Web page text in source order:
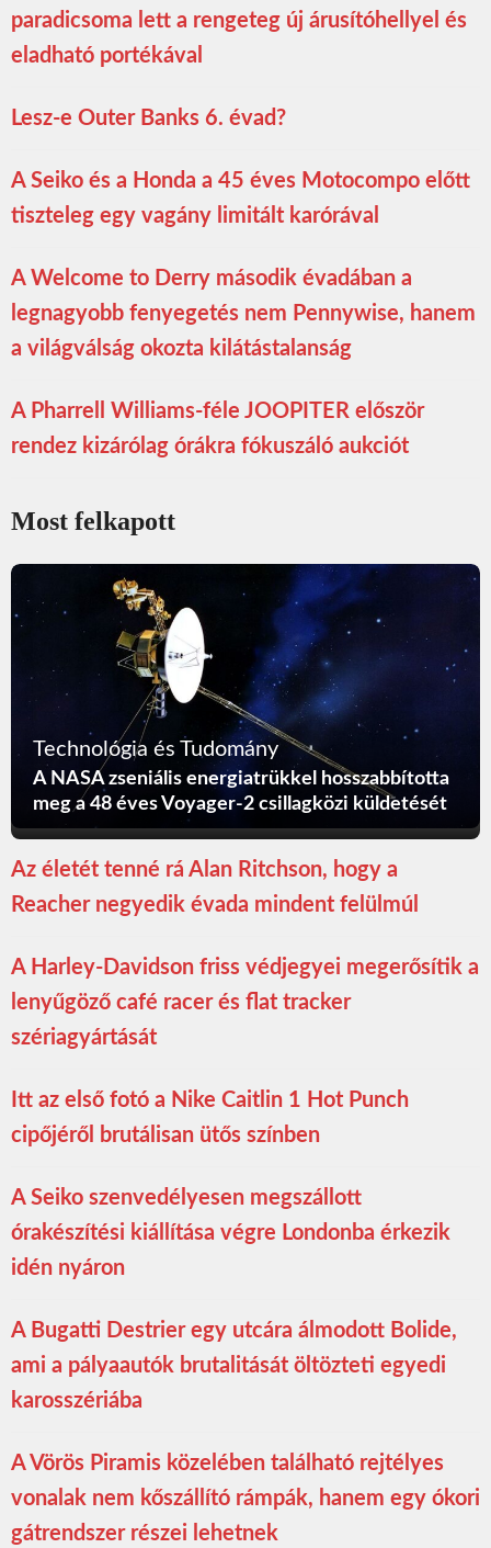
paradicsoma lett a rengeteg új árusítóhellyel és
eladható portékával
Lesz-e Outer Banks 6. évad?
A Seiko és a Honda a 45 éves Motocompo előtt
tiszteleg egy vagány limitált karórával
A Welcome to Derry második évadában a
legnagyobb fenyegetés nem Pennywise, hanem
a világválság okozta kilátástalanság
A Pharrell Williams-féle JOOPITER először
rendez kizárólag órákra fókuszáló aukciót
Most felkapott
Technológia és Tudomány
A NASA zseniális energiatrükkel hosszabbította
meg a 48 éves Voyager-2 csillagközi küldetését
Az életét tenné rá Alan Ritchson, hogy a
Reacher negyedik évada mindent felülmúl
A Harley-Davidson friss védjegyei megerősítik a
lenyűgöző café racer és flat tracker
szériagyártását
Itt az első fotó a Nike Caitlin 1 Hot Punch
cipőjéről brutálisan ütős színben
A Seiko szenvedélyesen megszállott
órakészítési kiállítása végre Londonba érkezik
idén nyáron
A Bugatti Destrier egy utcára álmodott Bolide,
ami a pályaautók brutalitását öltözteti egyedi
karosszériába
A Vörös Piramis közelében található rejtélyes
vonalak nem kőszállító rámpák, hanem egy ókori
gátrendszer részei lehetnek